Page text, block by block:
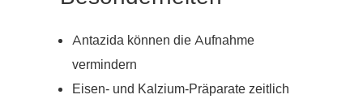
Antazida können die Aufnahme
vermindern
Eisen- und Kalzium-Präparate zeitlich